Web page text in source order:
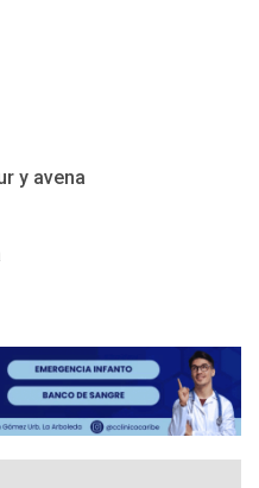
y avena
de agua pueden
de orden público
ÚLTIMA HORA
de Mariño climatiza
del Sistema de